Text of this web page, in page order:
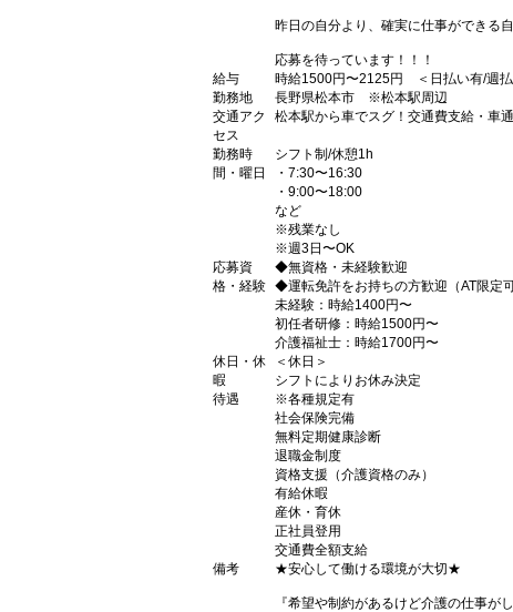
昨日の自分より、確実に仕事ができる自
応募を待っています！！！
給与
時給1500円〜2125円 ＜日払い有/週払
勤務地
長野県松本市 ※松本駅周辺
交通アク
セス
松本駅から車でスグ！交通費支給・車
勤務時
間・曜日
シフト制/休憩1h
・7:30〜16:30
・9:00〜18:00
など
※残業なし
※週3日〜OK
応募資
格・経験
◆無資格・未経験歓迎
◆運転免許をお持ちの方歓迎（AT限定
未経験：時給1400円〜
初任者研修：時給1500円〜
介護福祉士：時給1700円〜
休日・休
暇
＜休日＞
シフトによりお休み決定
待遇
※各種規定有
社会保険完備
無料定期健康診断
退職金制度
資格支援（介護資格のみ）
有給休暇
産休・育休
正社員登用
交通費全額支給
備考
★安心して働ける環境が大切★
『希望や制約があるけど介護の仕事